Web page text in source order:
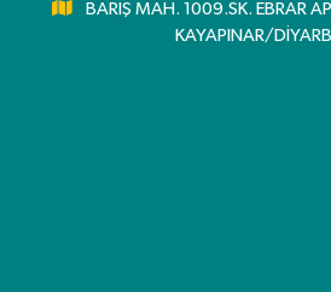
BARIŞ MAH. 1009.SK. EBRAR
KAYAPINAR/